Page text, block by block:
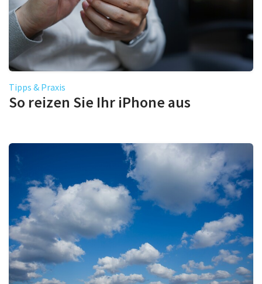
Tipps & Praxis
So reizen Sie Ihr iPhone aus